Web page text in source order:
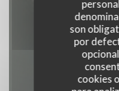
son
por
cookies